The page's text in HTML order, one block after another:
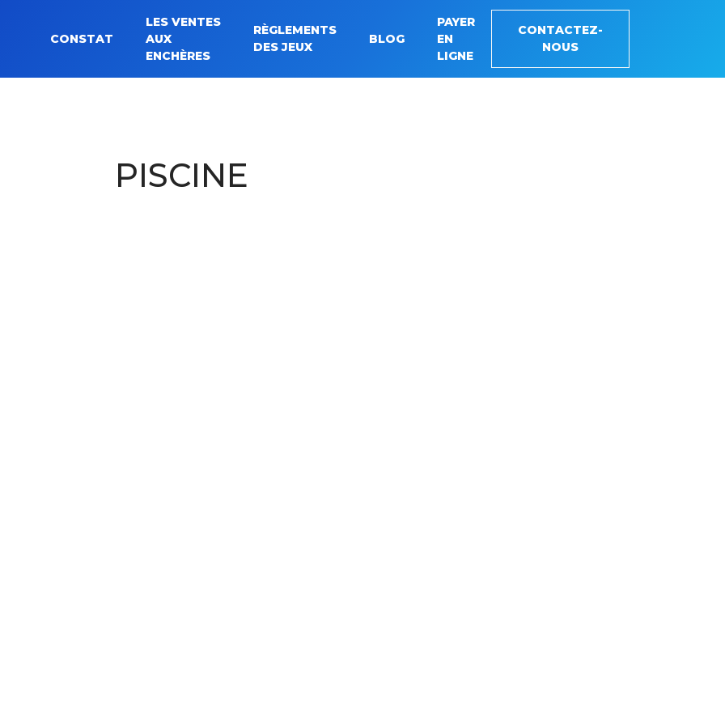
Rechercher :
CONSTAT
LES VENTES
AUX
ENCHÈRES
RÈGLEMENTS
DES JEUX
BLOG
PAYER
EN
LIGNE
CONTACTEZ-
NOUS
PISCINE